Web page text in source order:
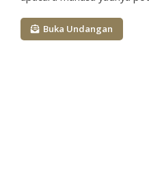
Buka Undangan